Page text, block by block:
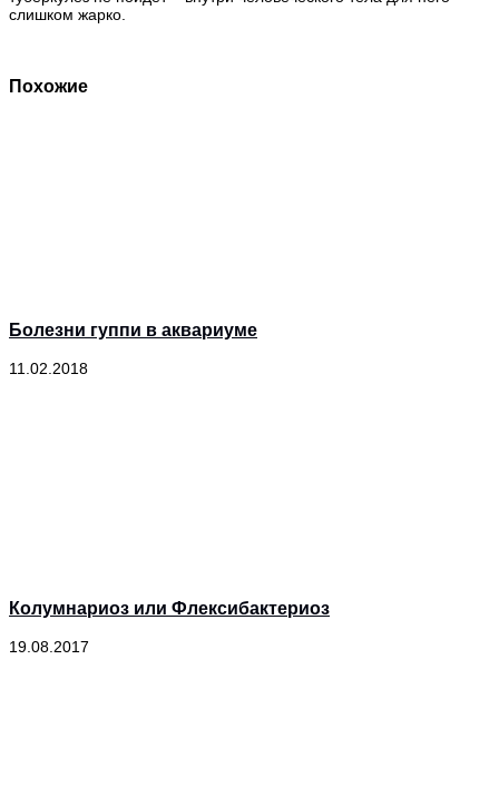
слишком жарко.
Похожие
Болезни гуппи в аквариуме
11.02.2018
Колумнариоз или Флексибактериоз
19.08.2017